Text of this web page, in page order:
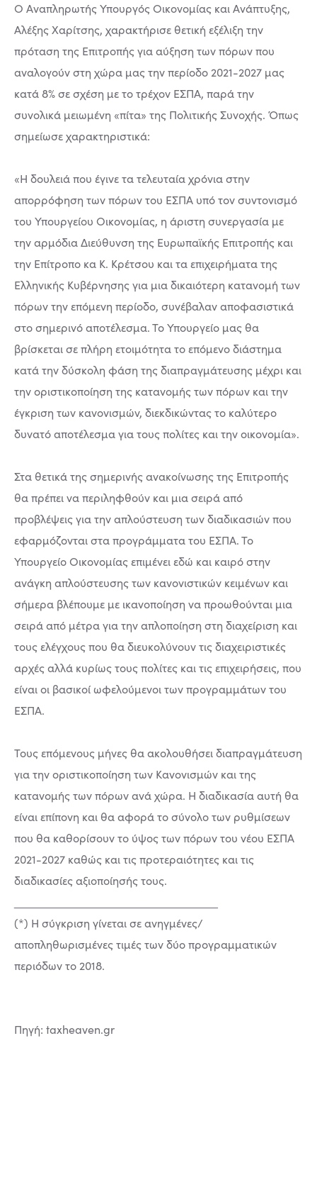
Ο Αναπληρωτής Υπουργός Οικονομίας και Ανάπτυξης,
Αλέξης Χαρίτσης, χαρακτήρισε θετική εξέλιξη την
πρόταση της Επιτροπής για αύξηση των πόρων που
αναλογούν στη χώρα μας την περίοδο 2021-2027 μας
κατά 8% σε σχέση με το τρέχον ΕΣΠΑ, παρά την
συνολικά μειωμένη «πίτα» της Πολιτικής Συνοχής. Όπως
σημείωσε χαρακτηριστικά:
«Η δουλειά που έγινε τα τελευταία χρόνια στην
απορρόφηση των πόρων του ΕΣΠΑ υπό τον συντονισμό
του Υπουργείου Οικονομίας, η άριστη συνεργασία με
την αρμόδια Διεύθυνση της Ευρωπαϊκής Επιτροπής και
την Επίτροπο κα Κ. Κρέτσου και τα επιχειρήματα της
Ελληνικής Κυβέρνησης για μια δικαιότερη κατανομή των
πόρων την επόμενη περίοδο, συνέβαλαν αποφασιστικά
στο σημερινό αποτέλεσμα. Το Υπουργείο μας θα
βρίσκεται σε πλήρη ετοιμότητα το επόμενο διάστημα
κατά την δύσκολη φάση της διαπραγμάτευσης μέχρι και
την οριστικοποίηση της κατανομής των πόρων και την
έγκριση των κανονισμών, διεκδικώντας το καλύτερο
δυνατό αποτέλεσμα για τους πολίτες και την οικονομία».
Στα θετικά της σημερινής ανακοίνωσης της Επιτροπής
θα πρέπει να περιληφθούν και μια σειρά από
προβλέψεις για την απλούστευση των διαδικασιών που
εφαρμόζονται στα προγράμματα του ΕΣΠΑ. Το
Υπουργείο Οικονομίας επιμένει εδώ και καιρό στην
ανάγκη απλούστευσης των κανονιστικών κειμένων και
σήμερα βλέπουμε με ικανοποίηση να προωθούνται μια
σειρά από μέτρα για την απλοποίηση στη διαχείριση και
τους ελέγχους που θα διευκολύνουν τις διαχειριστικές
αρχές αλλά κυρίως τους πολίτες και τις επιχειρήσεις, που
είναι οι βασικοί ωφελούμενοι των προγραμμάτων του
ΕΣΠΑ.
Τους επόμενους μήνες θα ακολουθήσει διαπραγμάτευση
για την οριστικοποίηση των Κανονισμών και της
κατανομής των πόρων ανά χώρα. Η διαδικασία αυτή θα
είναι επίπονη και θα αφορά το σύνολο των ρυθμίσεων
που θα καθορίσουν το ύψος των πόρων του νέου ΕΣΠΑ
2021-2027 καθώς και τις προτεραιότητες και τις
διαδικασίες αξιοποίησής τους.
(*) Η σύγκριση γίνεται σε ανηγμένες/
αποπληθωρισμένες τιμές των δύο προγραμματικών
περιόδων το 2018.
Πηγή: taxheaven.gr